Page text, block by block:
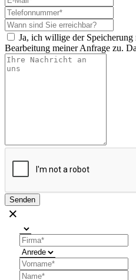
Ja, ich willige der
Bearbeitung meiner Anfrage zu.
Senden
×